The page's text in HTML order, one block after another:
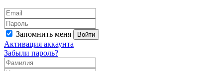
Запомнить меня Войти
Активация аккаунта
Забыли пароль?